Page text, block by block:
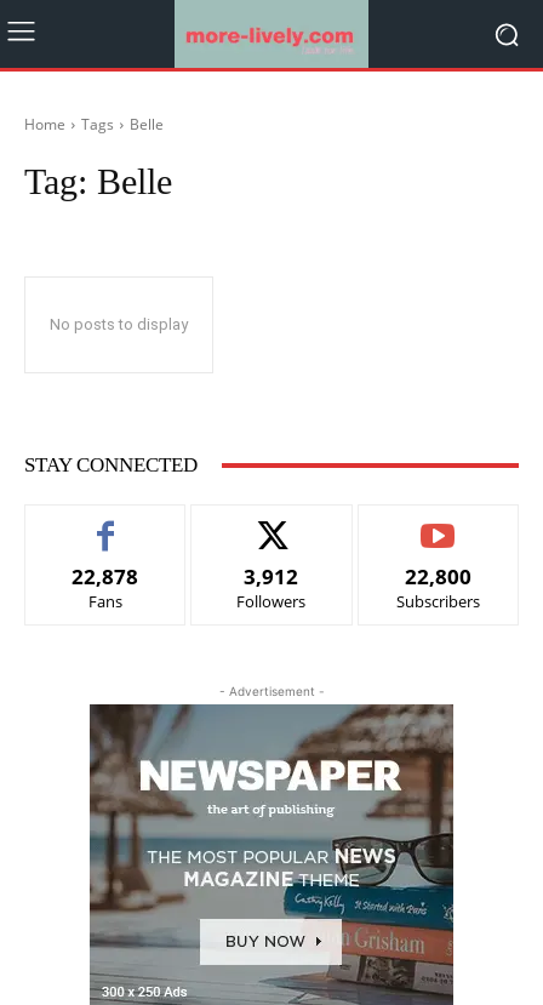
Home Tags Belle
Tag: Belle
No posts to display
STAY CONNECTED
22,878
Fans
3,912
Followers
22,800
Subscribers
- Advertisement -